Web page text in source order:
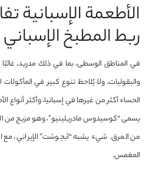
الأطعمة الإسبانية
ربط المطبخ الإسباني
في المناطق الوسطى، بما في ذلك مدريد،
والبقوليات، ولا يُلاحظ تنوع كبير في
الحساء أكثر من غيرها في إسبانيا، وأكثر
يسمى “كوسيدوس مادريلينيو”، وهو مزيج من
من المرق. شيء يشبه “آبجوشت” الإيراني، مع
المغمس.